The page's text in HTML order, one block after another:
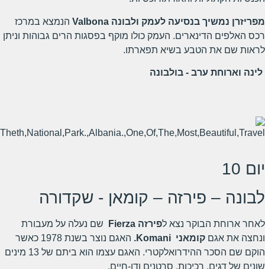
מפריזרן נמשיך בנסיעה לעמק ולבונה Valbona הנמצא במרכז
רכס האלפים הדינארים. העמק כולו מוקף בפסגות הרים גבוהות וניתן
לראות שם את הטבע בשיא תפארתו.
לינה וארוחת ערב - בולבונה
יום 10
לבונה – פירזה – קומאן - שקדורה
לאחר ארוחת הבוקר נצא לפירזה Fierza
שם נעלה על מעבורת
ונחצה את אגם קומאני .
האגם נוצר בשנת 1978 כאשר
הוקם שם הסכר ההידרואלקטרי. האגם עצמו הוא ביתם של 13 מינים
שונים של דגים, רכיכות, סרטנים ודו-חיים.